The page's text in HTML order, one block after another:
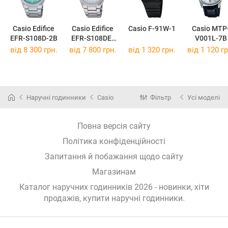
Casio Edifice
EFR-S108D-2B
Casio Edifice
EFR-S108DE-
2A
Casio F-91W-1
Casio
V001L-7B
від 8 300 грн. від 7 800 грн. від 1 320 грн. від 1 120
Наручні годинники Casio Фільтр Усі моделі
Повна версія сайту
Політика конфіденційності
Запитання й побажання щодо сайту
Магазинам
Каталог наручних годинників 2026 - новинки, хіти
продажів, купити наручні годинники.